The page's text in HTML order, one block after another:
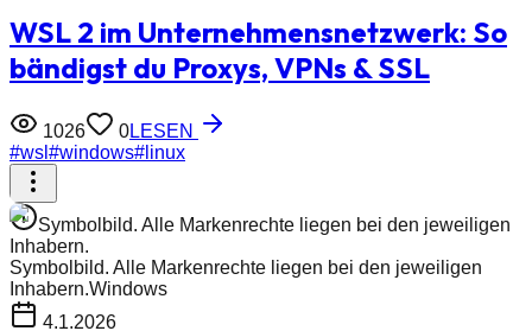
WSL 2 im Unternehmensnetzwerk: So
bändigst du Proxys, VPNs & SSL
1026 0LESEN
#wsl #windows# linux
Symbolbild. Alle Markenrechte liegen bei den jeweiligen
Inhabern.
Symbolbild. Alle Markenrechte liegen bei den jeweiligen
Inhabern.Windows
4.1.2026